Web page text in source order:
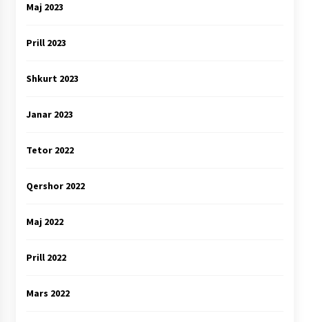
Maj 2023
Prill 2023
Shkurt 2023
Janar 2023
Tetor 2022
Qershor 2022
Maj 2022
Prill 2022
Mars 2022